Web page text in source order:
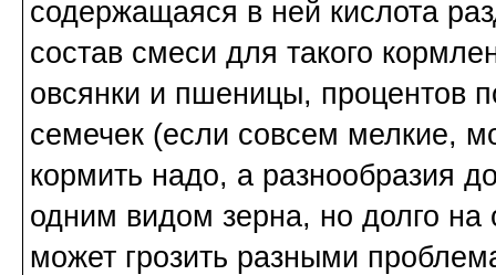
содержащаяся в ней кислота
состав смеси для такого
овсянки и пшеницы, процентов
семечек (если совсем мелкие,
кормить надо, а разнообразия
одним видом зерна, но долго на
может грозить разными